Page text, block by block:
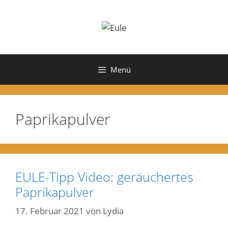
Menü
Paprikapulver
EULE-Tipp Video: geräuchertes
Paprikapulver
17. Februar 2021 von Lydia